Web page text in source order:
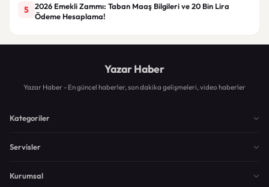
5
2026 Emekli Zammı: Taban Maaş Bilgileri ve 20 Bin Lira
Ödeme Hesaplama!
Yazar Haber
Yazar Haber - En güncel haberler, son dakika gelişmeleri, video haberler
Kategoriler
Servisler
Kurumsal